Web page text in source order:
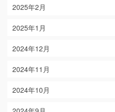
2025年2月
2025年1月
2024年12月
2024年11月
2024年10月